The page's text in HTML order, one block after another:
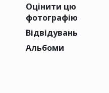
Оцінити цю
фотографію
Відвідувань
Альбоми